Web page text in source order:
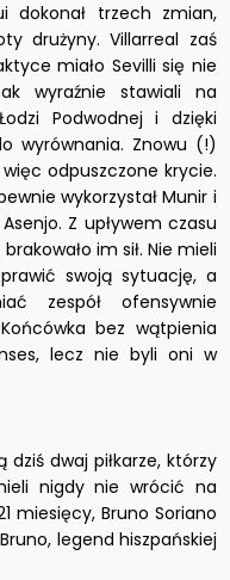
dokonał trzech zmian,
drużyny. Villarreal zaś
miało Sevilli się nie
wyraźnie stawiali na
Podwodnej i dzięki
wyrównania. Znowu (!)
odpuszczone krycie.
wykorzystał Munir i
Z upływem czasu
im sił. Nie mieli
swoją sytuację, a
zespół ofensywnie
bez wątpienia
lecz nie byli oni w
dwaj piłkarze, którzy
nigdy nie wrócić na
miesięcy, Bruno Soriano
legend hiszpańskiej